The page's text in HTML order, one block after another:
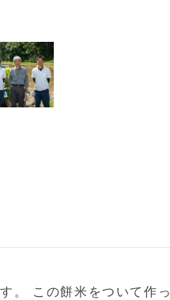
。 この餅米をついて作っ